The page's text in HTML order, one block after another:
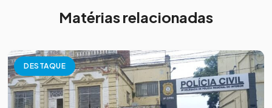
Matérias relacionadas
DESTAQUE